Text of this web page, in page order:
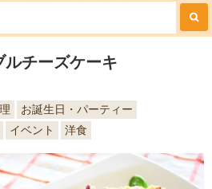
ルチーズケーキ
お誕生日・パーティー
イベント 洋食